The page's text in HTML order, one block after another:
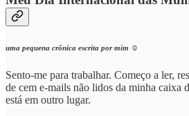
uma pequena crônica escrita por mim ☺️
Sento-me para trabalhar. Começo a ler,
de cem e-mails não lidos da minha caixa
está em outro lugar.